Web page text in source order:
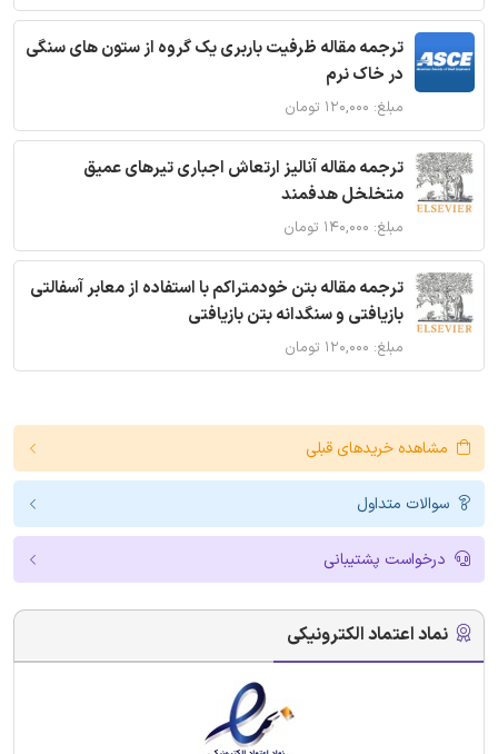
ترجمه مقاله ظرفیت باربری یک گروه از ستون های سنگی
در خاک نرم
مبلغ: ۱۲۰,۰۰۰ تومان
ترجمه مقاله آنالیز ارتعاش اجباری تیرهای عمیق
متخلخل هدفمند
مبلغ: ۱۴۰,۰۰۰ تومان
ترجمه مقاله بتن خودمتراکم با استفاده از معابر آسفالتی
بازیافتی و سنگدانه بتن بازیافتی
مبلغ: ۱۲۰,۰۰۰ تومان
مشاهده خریدهای قبلی
سوالات متداول
درخواست پشتیبانی
نماد اعتماد الکترونیکی